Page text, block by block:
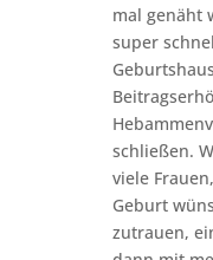
mal genäht
super
schließen.
viele
Geburt
zutrauen,